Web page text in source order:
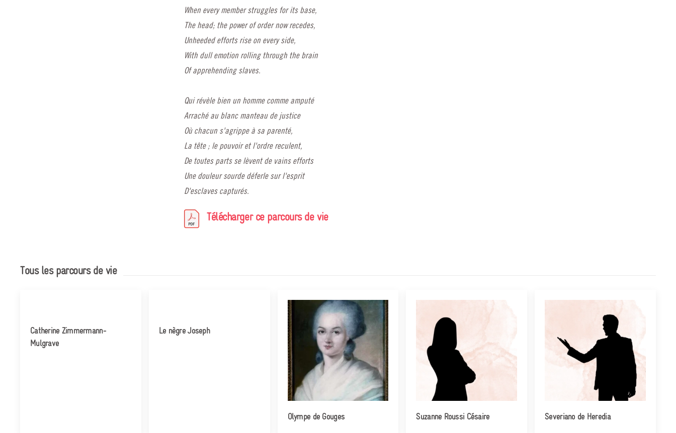
When every member struggles for its base,
The head; the power of order now recedes,
Unheeded efforts rise on every side,
With dull emotion rolling through the brain
Of apprehending slaves.
Qui révèle bien un homme comme amputé
Arraché au blanc manteau de justice
Où chacun s'agrippe à sa parenté,
La tête ; le pouvoir et l'ordre reculent,
De toutes parts se lèvent de vains efforts
Une douleur sourde déferle sur l'esprit
D'esclaves capturés.
Télécharger ce parcours de vie
Tous les parcours de vie
Catherine Zimmermann-
Mulgrave
Le nègre Joseph
Olympe de Gouges Suzanne Roussi Césaire Severiano de Heredia